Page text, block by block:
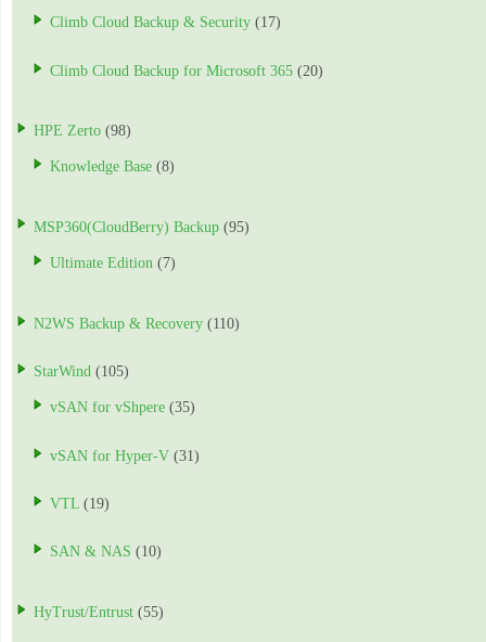
Climb Cloud Backup & Security (17)
Climb Cloud Backup for Microsoft 365 (20)
HPE Zerto (98)
Knowledge Base (8)
MSP360(CloudBerry) Backup (95)
Ultimate Edition (7)
N2WS Backup & Recovery (110)
StarWind (105)
vSAN for vShpere (35)
vSAN for Hyper-V (31)
VTL (19)
SAN & NAS (10)
HyTrust/Entrust (55)